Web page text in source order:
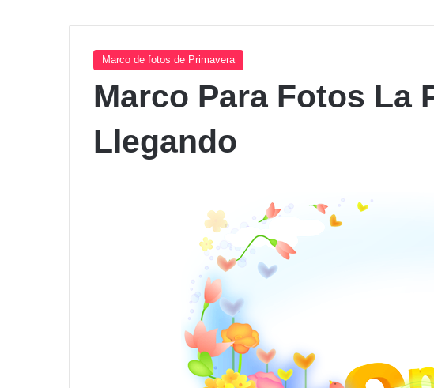
Marco de fotos de Primavera
Marco Para Fotos La
Llegando